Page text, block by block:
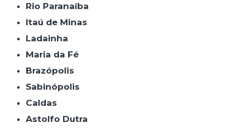
Rio Paranaíba
Itaú de Minas
Ladainha
Maria da Fé
Brazópolis
Sabinópolis
Caldas
Astolfo Dutra